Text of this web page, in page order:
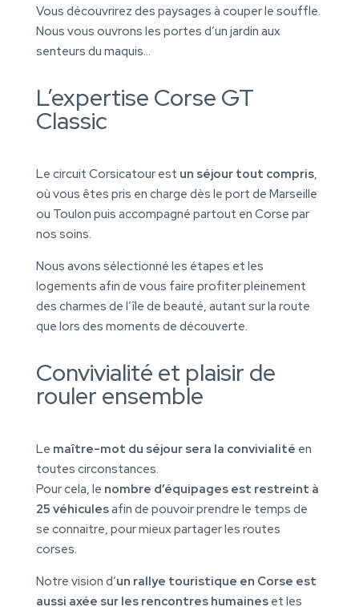
Vous découvrirez des paysages à couper le souffle.
Nous vous ouvrons les portes d’un jardin aux
senteurs du maquis…
L’expertise Corse GT
Classic
Le circuit Corsicatour est un séjour tout compris,
où vous êtes pris en charge dès le port de Marseille
ou Toulon puis accompagné partout en Corse par
nos soins.
Nous avons sélectionné les étapes et les
logements afin de vous faire profiter pleinement
des charmes de l’île de beauté, autant sur la route
que lors des moments de découverte.
Convivialité et plaisir de
rouler ensemble
Le maître-mot du séjour sera la convivialité en
toutes circonstances.
Pour cela, le nombre d’équipages est restreint à
25 véhiculesafin de pouvoir prendre le temps de
se connaitre, pour mieux partager les routes
corses.
Notre vision d’un rallye touristique en Corse est
aussi axée sur les rencontres humaineset les